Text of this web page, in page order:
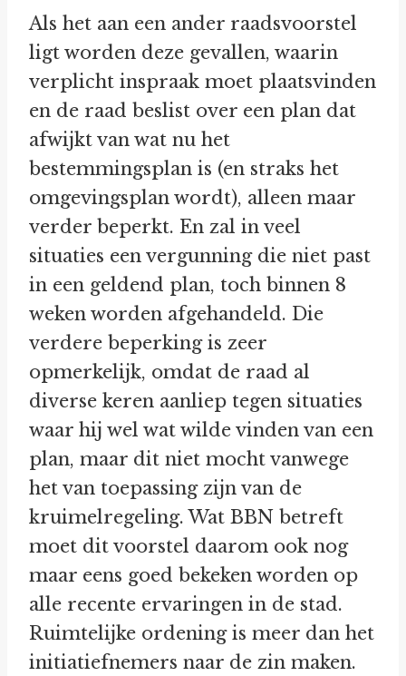
Als het aan een ander raadsvoorstel
ligt worden deze gevallen, waarin
verplicht inspraak moet plaatsvinden
en de raad beslist over een plan dat
afwijkt van wat nu het
bestemmingsplan is (en straks het
omgevingsplan wordt), alleen maar
verder beperkt. En zal in veel
situaties een vergunning die niet past
in een geldend plan, toch binnen 8
weken worden afgehandeld. Die
verdere beperking is zeer
opmerkelijk, omdat de raad al
diverse keren aanliep tegen situaties
waar hij wel wat wilde vinden van een
plan, maar dit niet mocht vanwege
het van toepassing zijn van de
kruimelregeling. Wat BBN betreft
moet dit voorstel daarom ook nog
maar eens goed bekeken worden op
alle recente ervaringen in de stad.
Ruimtelijke ordening is meer dan het
initiatiefnemers naar de zin maken.